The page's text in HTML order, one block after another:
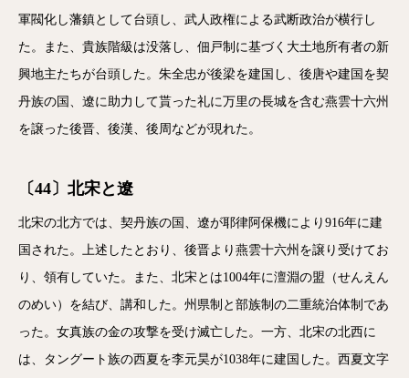
軍閥化し藩鎮として台頭し、武人政権による武断政治が横行し
た。また、貴族階級は没落し、佃戸制に基づく大土地所有者の新
興地主たちが台頭した。朱全忠が後梁を建国し、後唐や建国を契
丹族の国、遼に助力して貰った礼に万里の長城を含む燕雲十六州
を譲った後晋、後漢、後周などが現れた。
〔44〕北宋と遼
北宋の北方では、契丹族の国、遼が耶律阿保機により916年に建
国された。上述したとおり、後晋より燕雲十六州を譲り受けてお
り、領有していた。また、北宋とは1004年に澶淵の盟（せんえん
のめい）を結び、講和した。州県制と部族制の二重統治体制であ
った。女真族の金の攻撃を受け滅亡した。一方、北宋の北西に
は、タングート族の西夏を李元昊が1038年に建国した。西夏文字